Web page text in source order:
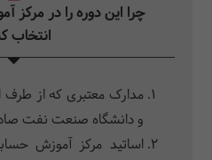
چرا این دوره را در مرکز
انتخاب
مدارک معتبری که از طرف
و دانشگاه صنعت نفت
اساتید مرکز آموزش